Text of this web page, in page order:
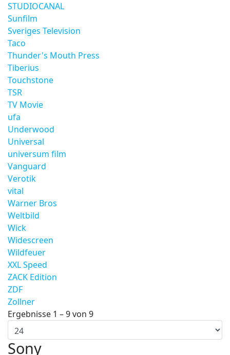
STUDIOCANAL
Sunfilm
Sveriges Television
Taco
Thunder's Mouth Press
Tiberius
Touchstone
TSR
TV Movie
ufa
Underwood
Universal
universum film
Vanguard
Verotik
vital
Warner Bros
Weltbild
Wick
Widescreen
Wildfeuer
XXL Speed
ZACK Edition
ZDF
Zollner
Ergebnisse 1 – 9 von 9
Sony